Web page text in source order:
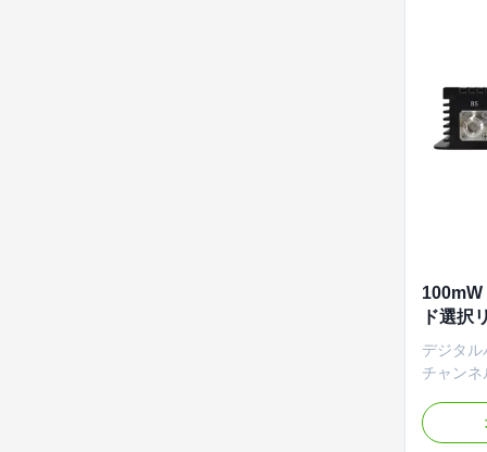
100mW
ド選択
ルチャ
ター
デジタ
チャン